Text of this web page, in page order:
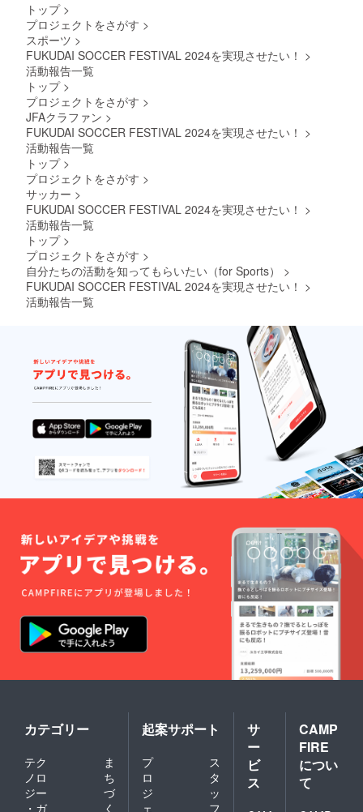
トップ >
プロジェクトをさがす >
スポーツ >
FUKUDAI SOCCER FESTIVAL 2024を実現させたい！ >
活動報告一覧
トップ >
プロジェクトをさがす >
JFAクラファン >
FUKUDAI SOCCER FESTIVAL 2024を実現させたい！ >
活動報告一覧
トップ >
プロジェクトをさがす >
サッカー >
FUKUDAI SOCCER FESTIVAL 2024を実現させたい！ >
活動報告一覧
トップ >
プロジェクトをさがす >
自分たちの活動を知ってもらいたい（for Sports）
>
FUKUDAI SOCCER FESTIVAL 2024を実現させたい！ >
活動報告一覧
カテゴリー
テク
ノロ
ジー
・ガ
ま
ち
づ
く
起案サポート
プ
ロ
ジ
ェ
ス
タ
ッ
フ
サ
ー
ビ
ス
CAMP
FIRE
につい
て